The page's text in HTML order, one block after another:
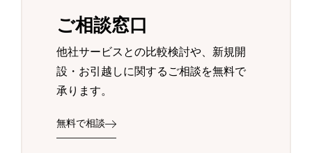
ご相談窓口
他社サービスとの比較検討や、新規開
設・お引越しに関するご相談を無料で
承ります。
無料で相談